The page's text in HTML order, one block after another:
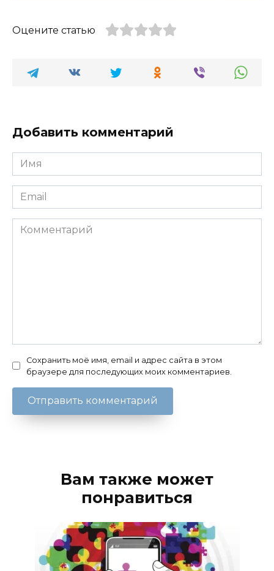
Оцените статью
Добавить комментарий
Имя
*
Email
*
Комментарий
Сохранить моё имя, email и адрес сайта в этом
браузере для последующих моих комментариев.
Вам также может
понравиться